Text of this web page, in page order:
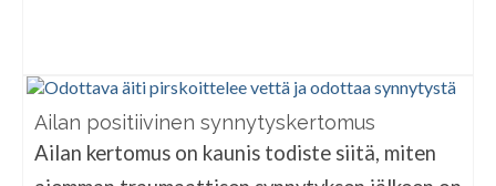
Ailan positiivinen synnytyskertomus
Ailan kertomus on kaunis todiste siitä, miten